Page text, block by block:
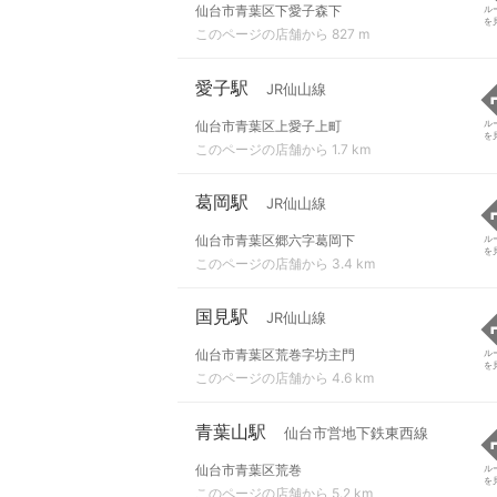
仙台市青葉区下愛子森下
このページの店舗から 827 m
ル
を
愛子駅 JR仙山線
仙台市青葉区上愛子上町
このページの店舗から 1.7 km
ル
を
葛岡駅 JR仙山線
仙台市青葉区郷六字葛岡下
このページの店舗から 3.4 km
ル
を
国見駅 JR仙山線
仙台市青葉区荒巻字坊主門
このページの店舗から 4.6 km
ル
を
青葉山駅 仙台市営地下鉄東西線
仙台市青葉区荒巻
このページの店舗から 5.2 km
ル
を